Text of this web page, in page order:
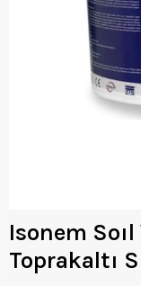
Isonem
Toprakaltı